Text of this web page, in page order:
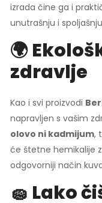
izrada čine ga i
unutrašnju i
🌍
zdravlje
Kao i svi proizvodi
napravljen s vašim
olovo ni kadmijum,
će štetne hemikalije
odgovorniji način
🧽 Lako